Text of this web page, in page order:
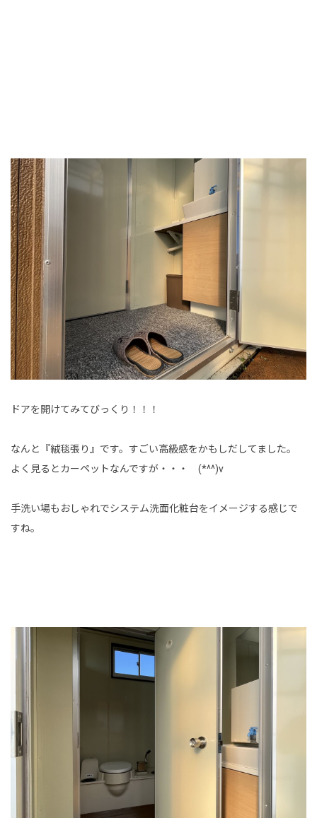
ドアを開けてみてびっくり！！！
なんと『絨毯張り』です。すごい高級感をかもしだしてました。
よく見るとカーペットなんですが・・・ (*^^)v
手洗い場もおしゃれでシステム洗面化粧台をイメージする感じで
すね。